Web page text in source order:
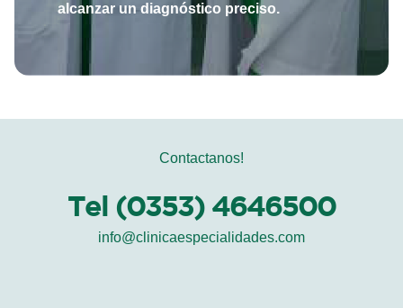
alcanzar un diagnóstico preciso.
Contactanos!
Tel (0353) 4646500
info@clinicaespecialidades.com